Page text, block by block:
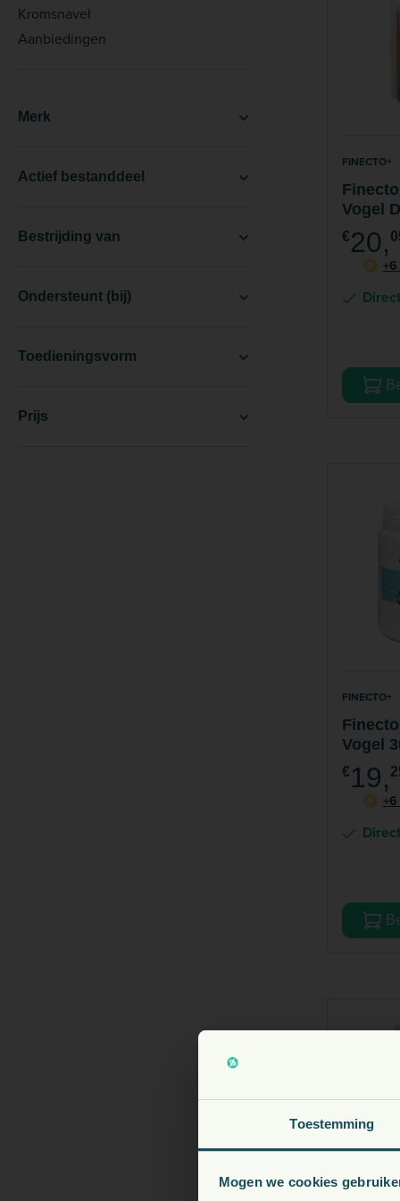
Toestemming
Mogen we cookies
Kromsnavel
Aanbiedingen
Merk
Actief bestanddeel
Bestrijding van
Ondersteunt (bij)
Toedieningsvorm
Prijs
FINECTO+
Vogel
€20,
P
+6
FINECTO+
Vogel
€19,
P
+6